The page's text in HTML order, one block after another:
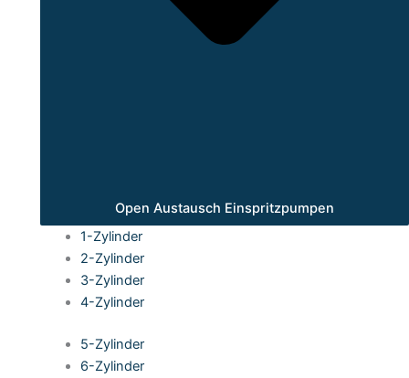
Open Austausch Einspritzpumpen
1-Zylinder
2-Zylinder
3-Zylinder
4-Zylinder
5-Zylinder
6-Zylinder